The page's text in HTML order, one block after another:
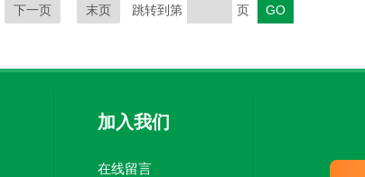
下一页 末页 跳转到第 页
加入我们
在线留言